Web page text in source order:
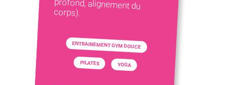
corps).
ENTRAINEMENT GYM DOUCE
PILATES YOGA